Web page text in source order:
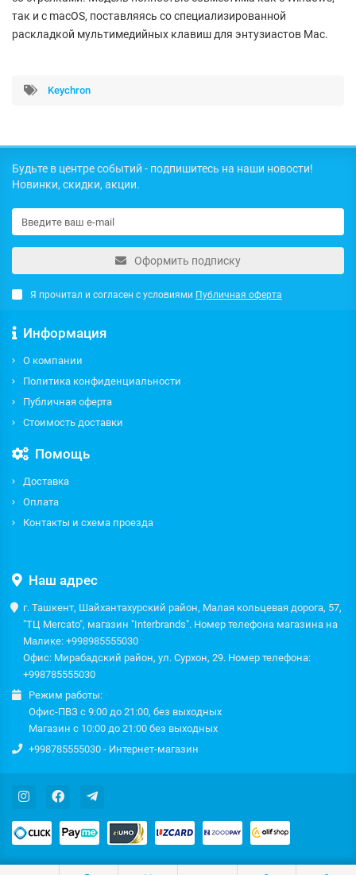
так и с macOS, поставляясь со специализированной
раскладкой мультимедийных клавиш для энтузиастов Mac.
Keychron
Будьте в центре событий - подпишитесь на наши новости!
Новинки, скидки, акции.
Оформить подписку
Я прочитал и согласен с условиями Публичная оферта
Информация
О компании
Политика конфиденциальности
Публичная оферта
Стоимость доставки
Помощь
Доставка
Оплата
Контакты и схема проезда
Наш адрес
г. Ташкент, Шайхантахурский район, Малая кольцевая дорога, 57,
"ТЦ Mercato", магазин "Interbrands". Номер телефона магазина на
Малике: +998985555030
Офис: Мирабадский район, ул. Сурхон, 29. Номер телефона:
+998785555030
Режим работы:
Офис-ПВЗ с 9:00 до 21:00, без выходных
Магазин с 10:00 до 21:00 без выходных
+998785555030 - Интернет-магазин